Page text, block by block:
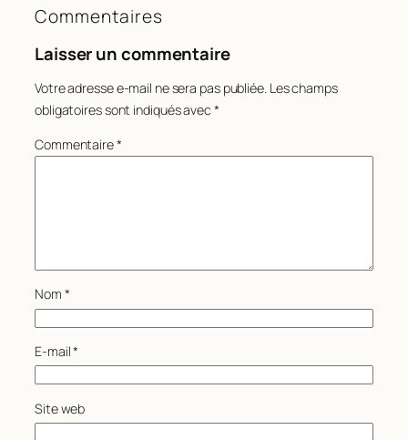
Commentaires
Laisser un commentaire
Votre adresse e-mail ne sera pas publiée. Les champs
obligatoires sont indiqués avec *
Commentaire*
Nom *
E-mail*
Site web